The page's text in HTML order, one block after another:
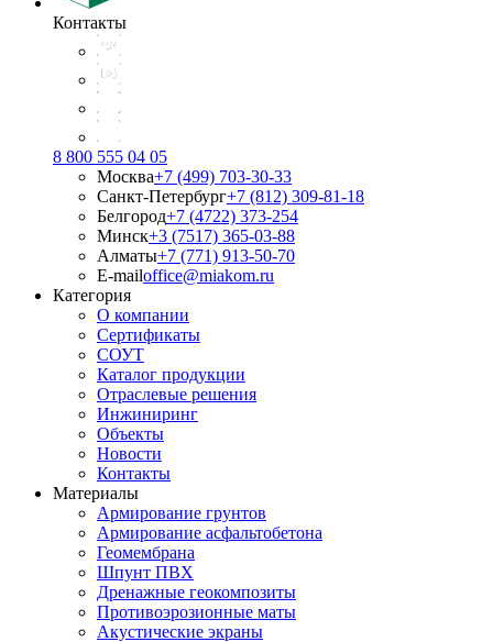
Контакты
8 800 555 04 05
Москва+7 (499) 703-30-33
Санкт-Петербург+7 (812) 309-81-18
Белгород+7 (4722) 373-254
Минск+3 (7517) 365-03-88
Алматы+7 (771) 913-50-70
E-mailoffice@miakom.ru
Категория
О компании
Сертификаты
СОУТ
Каталог продукции
Отраслевые решения
Инжиниринг
Объекты
Новости
Контакты
Материалы
Армирование грунтов
Армирование асфальтобетона
Геомембрана
Шпунт ПВХ
Дренажные геокомпозиты
Противоэрозионные маты
Акустические экраны